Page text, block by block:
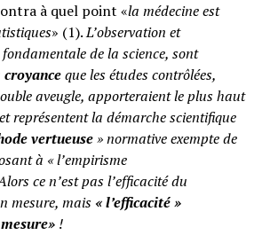
à quel point «la médecine est
» (1).L’observation et
de la science, sont
croyanceque les études contrôlées,
aveugle, apporteraient le plus haut
représentent la démarche scientifique
vertueuse» normative exempte de
à « l’empirisme
ce n’est pas l’efficacité du
mesure, mais «l’efficacité »
!